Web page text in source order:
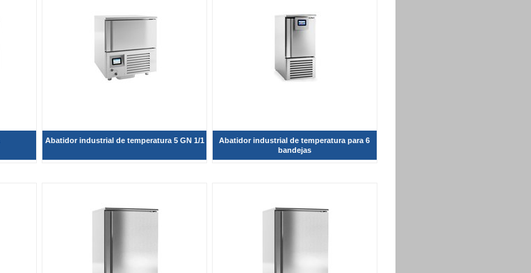
Abatidor industrial de temperatura 5 GN 1/1
Abatidor industrial de temperatura para 6
bandejas